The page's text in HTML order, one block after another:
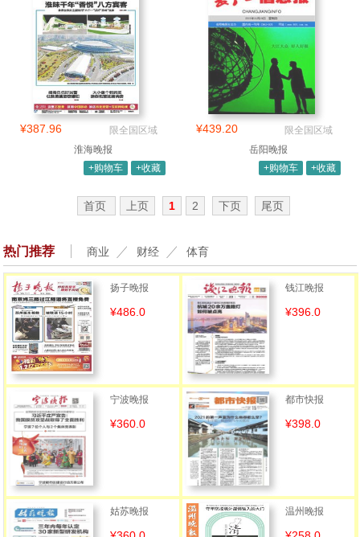
¥387.96
限全国区域
淮海晚报
+购物车
+收藏
¥439.20
限全国区域
岳阳晚报
+购物车
+收藏
首页 上页 1 2 下页 尾页
热门推荐 商业 财经 体育
扬子晚报
¥486.0
钱江晚报
¥396.0
宁波晚报
¥360.0
都市快报
¥398.0
姑苏晚报 温州晚报